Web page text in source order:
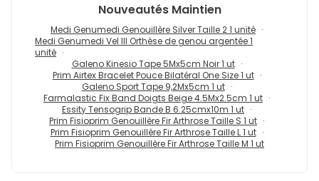
Nouveautés Maintien
Medi Genumedi Genouillère Silver Taille 2 1 unité
Medi Genumedi Vel III Orthèse de genou argentée 1
unité
Galeno Kinesio Tape 5Mx5cm Noir 1 ut
Prim Airtex Bracelet Pouce Bilatéral One Size 1 ut
Galeno Sport Tape 9,2Mx5cm 1 ut
Farmalastic Fix Band Doigts Beige 4.5Mx2.5cm 1 ut
Essity Tensogrip Bande B 6.25cmx10m 1 ut
Prim Fisioprim Genouillère Fir Arthrose Taille S 1 ut
Prim Fisioprim Genouillère Fir Arthrose Taille L 1 ut
Prim Fisioprim Genouillère Fir Arthrose Taille M 1 ut